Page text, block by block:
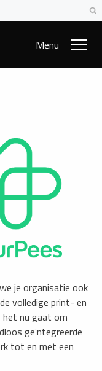
Menu
je organisatie ook
volledige print- en
nu gaat om
geïntegreerde
tot en met een